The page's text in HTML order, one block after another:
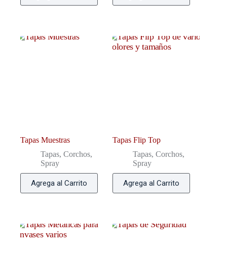
Tapas Muestras
Tapas, Corchos,
Spray
Agrega al Carrito
Tapas Flip Top
Tapas, Corchos,
Spray
Agrega al Carrito